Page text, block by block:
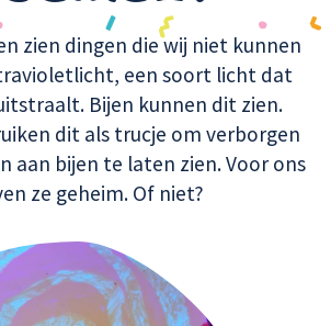
zien dingen die wij niet kunnen
een soort licht dat
Bijen kunnen dit zien.
dit als trucje om verborgen
aan bijen te laten zien. Voor ons
ze geheim. Of niet?